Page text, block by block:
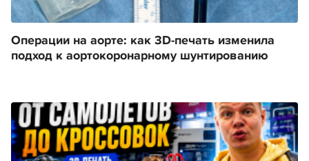
Операции на аорте: как 3D-печать изменила
подход к аортокоронарному шунтированию